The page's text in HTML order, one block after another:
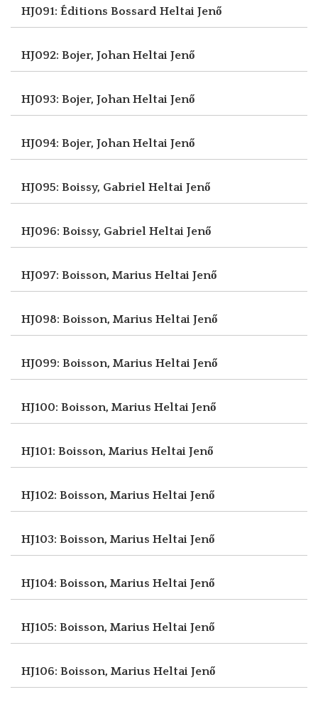
HJ091: Éditions Bossard Heltai Jenő
HJ092: Bojer, JohanHeltai Jenő
HJ093: Bojer, JohanHeltai Jenő
HJ094: Bojer, JohanHeltai Jenő
HJ095: Boissy, Gabriel Heltai Jenő
HJ096: Boissy, Gabriel Heltai Jenő
HJ097: Boisson, Marius Heltai Jenő
HJ098: Boisson, Marius Heltai Jenő
HJ099: Boisson, Marius Heltai Jenő
HJ100: Boisson, Marius Heltai Jenő
HJ101: Boisson, Marius Heltai Jenő
HJ102: Boisson, Marius Heltai Jenő
HJ103: Boisson, Marius Heltai Jenő
HJ104: Boisson, Marius Heltai Jenő
HJ105: Boisson, Marius Heltai Jenő
HJ106: Boisson, Marius Heltai Jenő